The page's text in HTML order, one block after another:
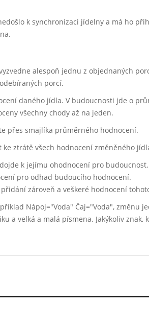
k synchronizaci jídelny a má ho
alespoň jednu z objednaných
porcí.
daného jídla. V budoucnosti jde o
všechny chody až na jeden.
přes smajlíka průměrného hodnocení.
ztrátě všech hodnocení změněného
k jejímu ohodnocení pro budoucnost.
pro odhad budoucího hodnocení.
zároveň a veškeré hodnocení
Nápoj="Voda" Čaj="Voda", změnu
a velká a malá písmena. Jakýkoliv